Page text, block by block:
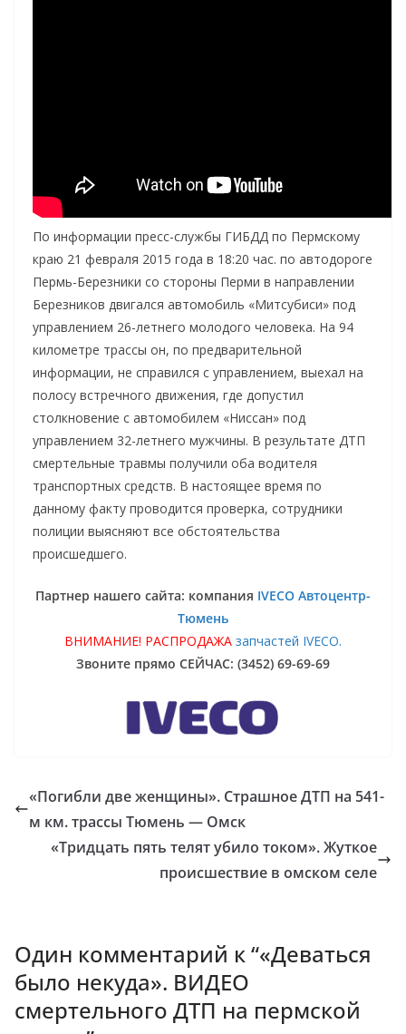
По информации пресс-службы ГИБДД по Пермскому
краю 21 февраля 2015 года в 18:20 час. по автодороге
Пермь-Березники со стороны Перми в направлении
Березников двигался автомобиль «Митсубиси» под
управлением 26-летнего молодого человека. На 94
километре трассы он, по предварительной
информации, не справился с управлением, выехал на
полосу встречного движения, где допустил
столкновение с автомобилем «Ниссан» под
управлением 32-летнего мужчины. В результате ДТП
смертельные травмы получили оба водителя
транспортных средств. В настоящее время по
данному факту проводится проверка, сотрудники
полиции выясняют все обстоятельства
происшедшего.
Партнер нашего сайта: компания IVECO Автоцентр-
Тюмень
ВНИМАНИЕ! РАСПРОДАЖА запчастей IVECO.
Звоните прямо СЕЙЧАС: (3452) 69-69-69
«Погибли две женщины». Страшное ДТП на 541-
м км. трассы Тюмень — Омск
«Тридцать пять телят убило током». Жуткое
происшествие в омском селе
Один комментарий к “«Деваться
было некуда». ВИДЕО
смертельного ДТП на пермской